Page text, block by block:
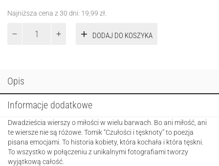
Najniższa cena z 30 dni: 19,99 zł
DODAJ DO KOSZYKA
Opis
Informacje dodatkowe
Dwadzieścia wierszy o miłości w wielu barwach. Bo ani miłość, ani
te wiersze nie są różowe. Tomik “Czułości i tęsknoty” to poezja
pisana emocjami. To historia kobiety, która kochała i która tęskni.
To wszystko w połączeniu z unikalnymi fotografiami tworzy
wyjątkową całość.